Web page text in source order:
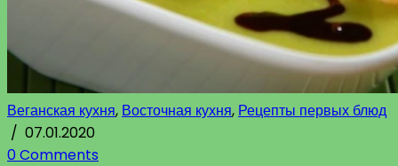
Веганская кухня, Восточная кухня, Рецепты первых блюд
/ 07.01.2020
0 Comments